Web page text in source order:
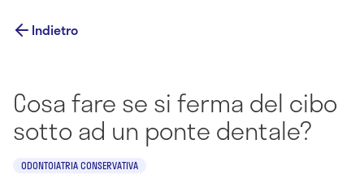
Indietro
Cosa fare se si ferma del cibo
sotto ad un ponte dentale?
ODONTOIATRIA CONSERVATIVA